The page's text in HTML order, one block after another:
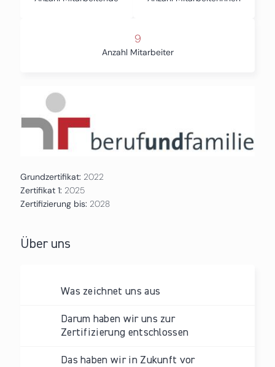
9
Anzahl Mitarbeiter
Grundzertifikat: 2022
Zertifikat 1: 2025
Zertifizierung bis: 2028
Über uns
Was zeichnet uns aus
Darum haben wir uns zur
Zertifizierung entschlossen
Das haben wir in Zukunft vor